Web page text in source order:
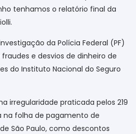
tenhamos o relatório final da
da Polícia Federal (PF)
e desvios de dinheiro de
do Instituto Nacional do Seguro
irregularidade praticada pelos 219
na folha de pagamento de
São Paulo, como descontos